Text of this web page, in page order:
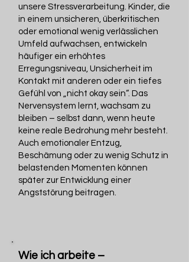
unsere Stressverarbeitung. Kinder, die
in einem unsicheren, überkritischen
oder emotional wenig verlässlichen
Umfeld aufwachsen, entwickeln
häufiger ein erhöhtes
Erregungsniveau, Unsicherheit im
Kontakt mit anderen oder ein tiefes
Gefühl von „nicht okay sein“. Das
Nervensystem lernt, wachsam zu
bleiben – selbst dann, wenn heute
keine reale Bedrohung mehr besteht.
Auch emotionaler Entzug,
Beschämung oder zu wenig Schutz in
belastenden Momenten können
später zur Entwicklung einer
Angststörung beitragen.
Wie ich arbeite –